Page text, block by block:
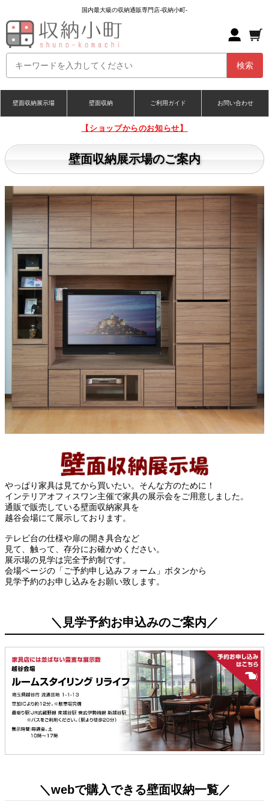
国内最大級の収納通販専門店-収納小町-
壁面収納展示場 壁面収納 ご利用ガイド お問い合わせ
【ショップからのお知らせ】
壁面収納展示場のご案内
やっぱり家具は見てから買いたい。そんな方のために！
インテリアオフィスワン主催で家具の展示会をご用意しました。
通販で販売している壁面収納家具を
越谷会場にて展示しております。
テレビ台の仕様や扉の開き具合など
見て、触って、存分にお確かめください。
展示場の見学は完全予約制です。
会場ページの「ご予約申し込みフォーム」ボタンから
見学予約のお申し込みをお願い致します。
＼見学予約お申込みのご案内／
＼webで購入できる壁面収納一覧／